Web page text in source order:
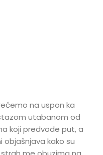
na uspon ka
utabanom od
koji predvode put, a
objašnjava kako su